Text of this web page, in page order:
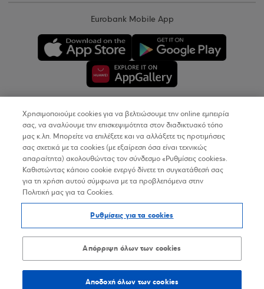
Eurobank Mobile App
Copyright © 2026
Όροι Χρήσης
Προσωπικά Δεδομένα στον Διαδικτυακό Τόπο
Δήλωση Προσβασιμότητας
Sitemap
Χρησιμοποιούμε cookies για να βελτιώσουμε την online εμπειρία
σας, να αναλύουμε την επισκεψιμότητα στον διαδικτυακό τόπο
μας κ.λπ. Μπορείτε να επιλέξετε και να αλλάξετε τις προτιμήσεις
σας σχετικά με τα cookies (με εξαίρεση όσα είναι τεχνικώς
απαραίτητα) ακολουθώντας τον σύνδεσμο «Ρυθμίσεις cookies».
Καθιστώντας κάποιο cookie ενεργό δίνετε τη συγκατάθεσή σας
για τη χρήση αυτού σύμφωνα με τα προβλεπόμενα στην
Πολιτική μας για τα Cookies.
Ρυθμίσεις για τα cookies
Απόρριψη όλων των cookies
Αποδοχή όλων των cookies